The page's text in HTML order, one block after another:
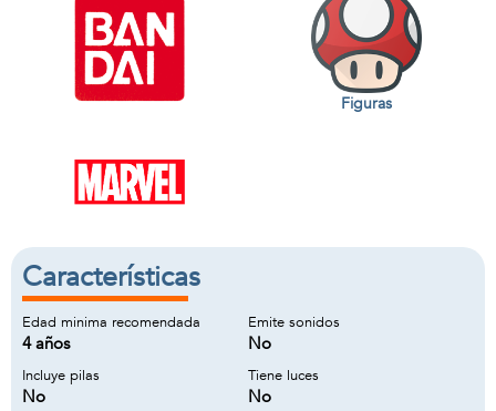
Figuras
Características
Edad minima recomendada
4 años
Emite sonidos
No
Incluye pilas
No
Tiene luces
No